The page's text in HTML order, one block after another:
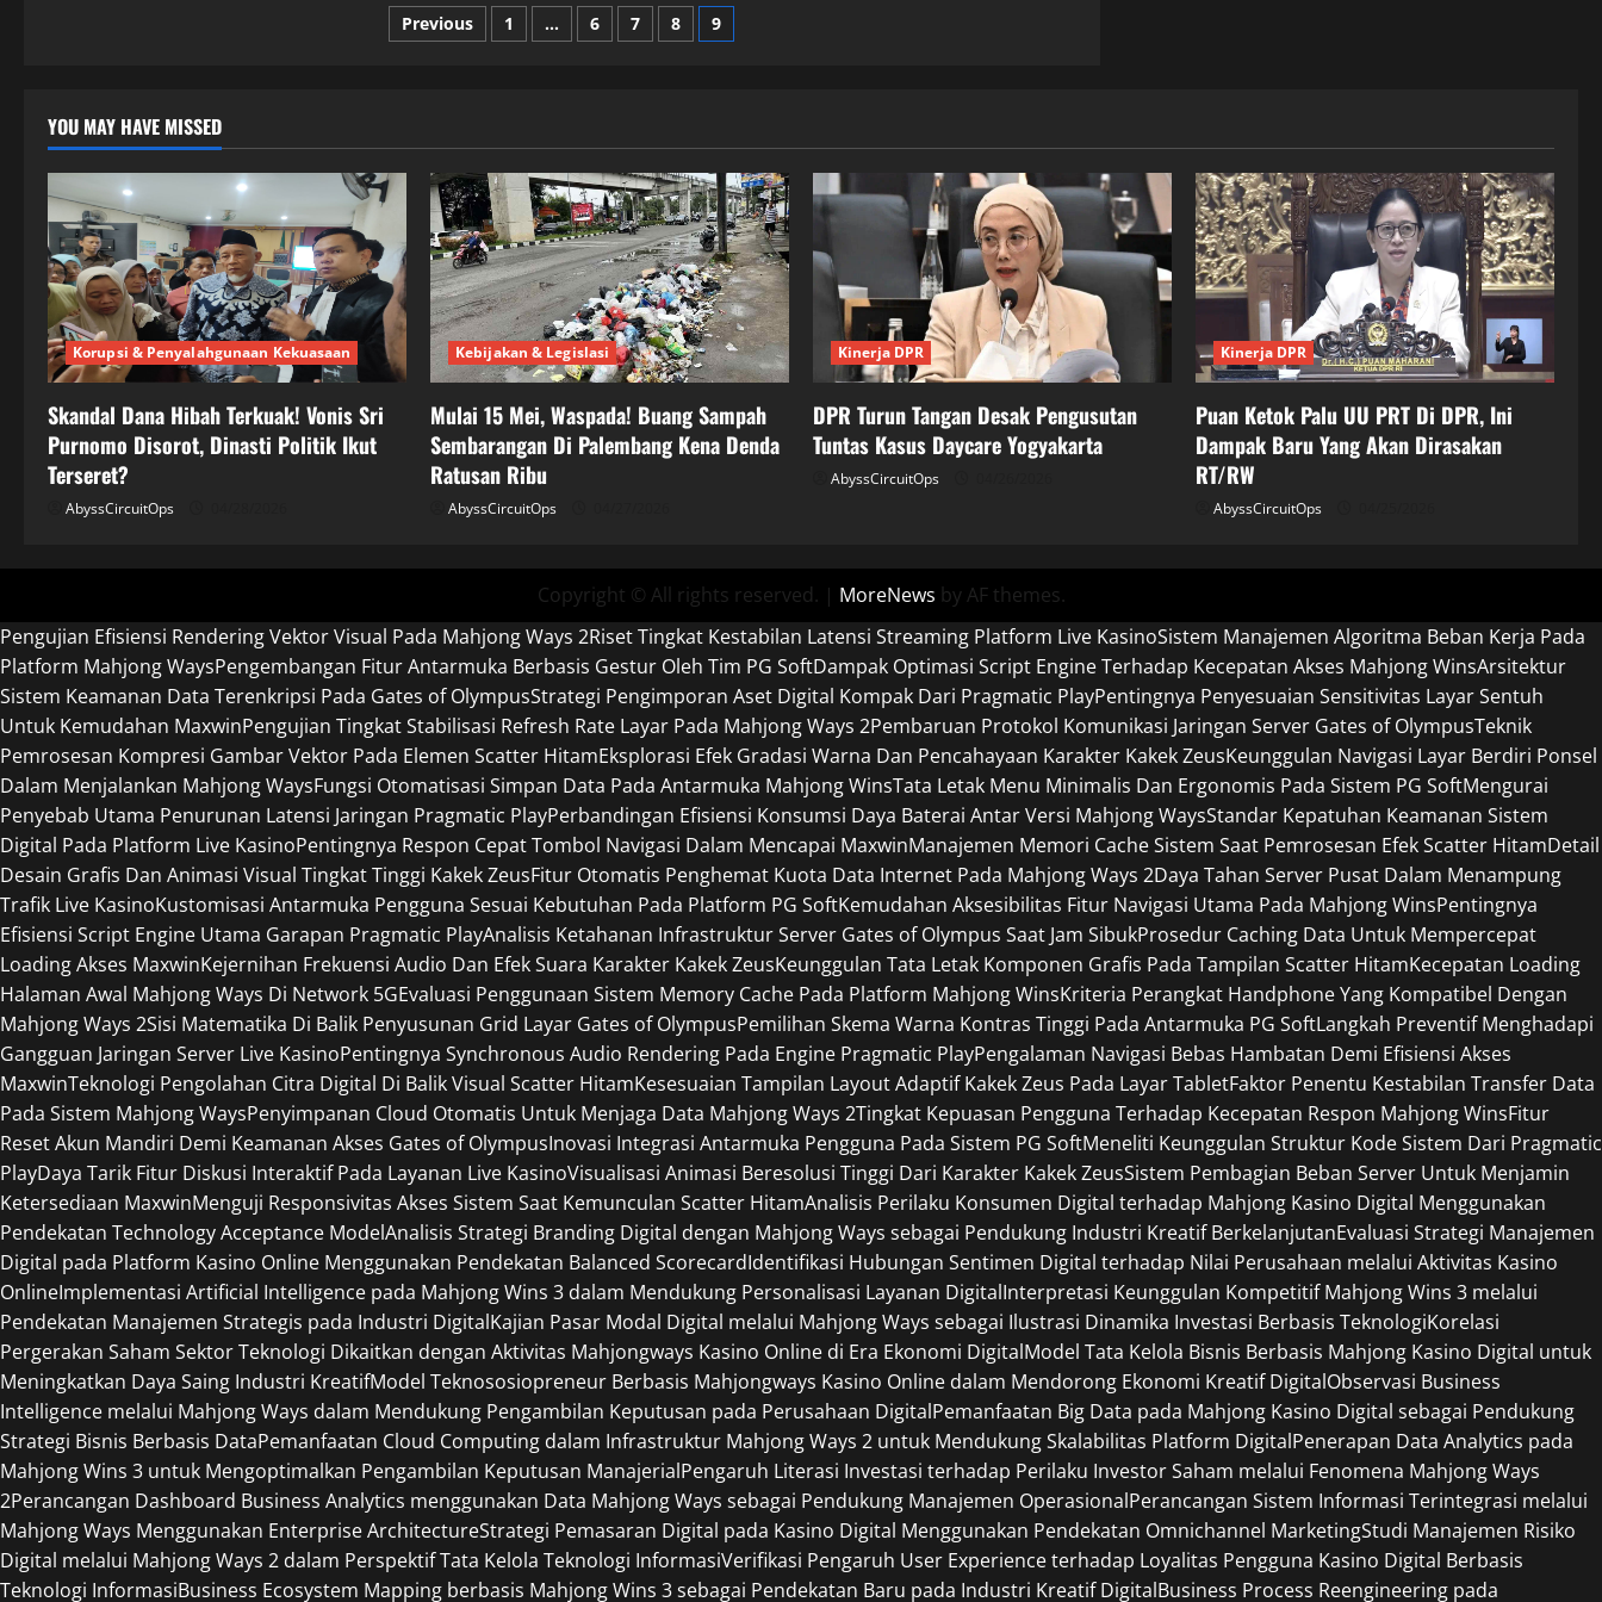
Usut
Pengeroyokan
Posts
Previous 1 … 6 7 8 9
YOU MAY HAVE MISSED
Korupsi & Penyalahgunaan Kekuasaan
Skandal Dana Hibah Terkuak! Vonis Sri
Purnomo Disorot, Dinasti Politik Ikut
Terseret?
AbyssCircuitOps
Kebijakan & Legislasi
Mulai 15 Mei, Waspada! Buang Sampah
Sembarangan Di Palembang Kena Denda
Ratusan Ribu
AbyssCircuitOps
Kinerja DPR
DPR Turun Tangan Desak Pengusutan
Tuntas Kasus Daycare Yogyakarta
AbyssCircuitOps
Kinerja DPR
Puan Ketok Palu UU PRT Di DPR, Ini
Dampak Baru Yang Akan Dirasakan
RT/RW
AbyssCircuitOps
Copyright © All rights reserved. | MoreNews by AF themes.
Pengujian Efisiensi Rendering Vektor Visual Pada Mahjong Ways 2Riset Tingkat Kestabilan Latensi Streaming Platform Live KasinoSistem Manajemen Algoritma Beban Kerja Pada
Platform Mahjong WaysPengembangan Fitur Antarmuka Berbasis Gestur Oleh Tim PG SoftDampak Optimasi Script Engine Terhadap Kecepatan Akses Mahjong WinsArsitektur
Sistem Keamanan Data Terenkripsi Pada Gates of OlympusStrategi Pengimporan Aset Digital Kompak Dari Pragmatic PlayPentingnya Penyesuaian Sensitivitas Layar Sentuh
Untuk Kemudahan MaxwinPengujian Tingkat Stabilisasi Refresh Rate Layar Pada Mahjong Ways 2Pembaruan Protokol Komunikasi Jaringan Server Gates of OlympusTeknik
Pemrosesan Kompresi Gambar Vektor Pada Elemen Scatter HitamEksplorasi Efek Gradasi Warna Dan Pencahayaan Karakter Kakek ZeusKeunggulan Navigasi Layar Berdiri Ponsel
Dalam Menjalankan Mahjong WaysFungsi Otomatisasi Simpan Data Pada Antarmuka Mahjong WinsTata Letak Menu Minimalis Dan Ergonomis Pada Sistem PG SoftMengurai
Penyebab Utama Penurunan Latensi Jaringan Pragmatic PlayPerbandingan Efisiensi Konsumsi Daya Baterai Antar Versi Mahjong WaysStandar Kepatuhan Keamanan Sistem
Digital Pada Platform Live KasinoPentingnya Respon Cepat Tombol Navigasi Dalam Mencapai MaxwinManajemen Memori Cache Sistem Saat Pemrosesan Efek Scatter HitamDetail
Desain Grafis Dan Animasi Visual Tingkat Tinggi Kakek ZeusFitur Otomatis Penghemat Kuota Data Internet Pada Mahjong Ways 2Daya Tahan Server Pusat Dalam Menampung
Trafik Live KasinoKustomisasi Antarmuka Pengguna Sesuai Kebutuhan Pada Platform PG SoftKemudahan Aksesibilitas Fitur Navigasi Utama Pada Mahjong WinsPentingnya
Efisiensi Script Engine Utama Garapan Pragmatic PlayAnalisis Ketahanan Infrastruktur Server Gates of Olympus Saat Jam SibukProsedur Caching Data Untuk Mempercepat
Loading Akses MaxwinKejernihan Frekuensi Audio Dan Efek Suara Karakter Kakek ZeusKeunggulan Tata Letak Komponen Grafis Pada Tampilan Scatter HitamKecepatan Loading
Halaman Awal Mahjong Ways Di Network 5GEvaluasi Penggunaan Sistem Memory Cache Pada Platform Mahjong WinsKriteria Perangkat Handphone Yang Kompatibel Dengan
Mahjong Ways 2Sisi Matematika Di Balik Penyusunan Grid Layar Gates of OlympusPemilihan Skema Warna Kontras Tinggi Pada Antarmuka PG SoftLangkah Preventif Menghadapi
Gangguan Jaringan Server Live KasinoPentingnya Synchronous Audio Rendering Pada Engine Pragmatic PlayPengalaman Navigasi Bebas Hambatan Demi Efisiensi Akses
MaxwinTeknologi Pengolahan Citra Digital Di Balik Visual Scatter HitamKesesuaian Tampilan Layout Adaptif Kakek Zeus Pada Layar TabletFaktor Penentu Kestabilan Transfer Data
Pada Sistem Mahjong WaysPenyimpanan Cloud Otomatis Untuk Menjaga Data Mahjong Ways 2Tingkat Kepuasan Pengguna Terhadap Kecepatan Respon Mahjong WinsFitur
Reset Akun Mandiri Demi Keamanan Akses Gates of OlympusInovasi Integrasi Antarmuka Pengguna Pada Sistem PG SoftMeneliti Keunggulan Struktur Kode Sistem Dari Pragmatic
PlayDaya Tarik Fitur Diskusi Interaktif Pada Layanan Live KasinoVisualisasi Animasi Beresolusi Tinggi Dari Karakter Kakek ZeusSistem Pembagian Beban Server Untuk Menjamin
Ketersediaan MaxwinMenguji Responsivitas Akses Sistem Saat Kemunculan Scatter HitamAnalisis Perilaku Konsumen Digital terhadap Mahjong Kasino Digital Menggunakan
Pendekatan Technology Acceptance ModelAnalisis Strategi Branding Digital dengan Mahjong Ways sebagai Pendukung Industri Kreatif BerkelanjutanEvaluasi Strategi Manajemen
Digital pada Platform Kasino Online Menggunakan Pendekatan Balanced ScorecardIdentifikasi Hubungan Sentimen Digital terhadap Nilai Perusahaan melalui Aktivitas Kasino
OnlineImplementasi Artificial Intelligence pada Mahjong Wins 3 dalam Mendukung Personalisasi Layanan DigitalInterpretasi Keunggulan Kompetitif Mahjong Wins 3 melalui
Pendekatan Manajemen Strategis pada Industri DigitalKajian Pasar Modal Digital melalui Mahjong Ways sebagai Ilustrasi Dinamika Investasi Berbasis TeknologiKorelasi
Pergerakan Saham Sektor Teknologi Dikaitkan dengan Aktivitas Mahjongways Kasino Online di Era Ekonomi DigitalModel Tata Kelola Bisnis Berbasis Mahjong Kasino Digital untuk
Meningkatkan Daya Saing Industri KreatifModel Teknososiopreneur Berbasis Mahjongways Kasino Online dalam Mendorong Ekonomi Kreatif DigitalObservasi Business
Intelligence melalui Mahjong Ways dalam Mendukung Pengambilan Keputusan pada Perusahaan DigitalPemanfaatan Big Data pada Mahjong Kasino Digital sebagai Pendukung
Strategi Bisnis Berbasis DataPemanfaatan Cloud Computing dalam Infrastruktur Mahjong Ways 2 untuk Mendukung Skalabilitas Platform DigitalPenerapan Data Analytics pada
Mahjong Wins 3 untuk Mengoptimalkan Pengambilan Keputusan ManajerialPengaruh Literasi Investasi terhadap Perilaku Investor Saham melalui Fenomena Mahjong Ways
2Perancangan Dashboard Business Analytics menggunakan Data Mahjong Ways sebagai Pendukung Manajemen OperasionalPerancangan Sistem Informasi Terintegrasi melalui
Mahjong Ways Menggunakan Enterprise ArchitectureStrategi Pemasaran Digital pada Kasino Digital Menggunakan Pendekatan Omnichannel MarketingStudi Manajemen Risiko
Digital melalui Mahjong Ways 2 dalam Perspektif Tata Kelola Teknologi InformasiVerifikasi Pengaruh User Experience terhadap Loyalitas Pengguna Kasino Digital Berbasis
Teknologi InformasiBusiness Ecosystem Mapping berbasis Mahjong Wins 3 sebagai Pendekatan Baru pada Industri Kreatif DigitalBusiness Process Reengineering pada